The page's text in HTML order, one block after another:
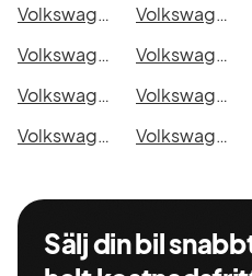
Volkswagen Transporter Chassi Cab i Lund
Volkswagen Transporter Chassi Cab i Mönsterås
Volkswagen Transporter Chassi Cab i Ystad
Volkswagen Transporter Chassi Cab i Östersund
Volkswagen Transporter Chassi Cab i Nyköping
Volkswagen Transporter Chassi Cab i Oskarshamn
Volkswagen Transporter Chassi Cab i Skövde
Volkswagen Transporter Chassi Cab i Trollhättan
Sälj din bil